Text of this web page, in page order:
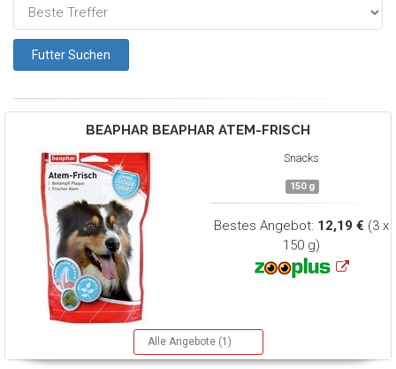
BEAPHAR BEAPHAR ATEM-FRISCH
Snacks
150 g
Bestes Angebot: 12,19 € (3 x
150 g)
Alle Angebote (1)